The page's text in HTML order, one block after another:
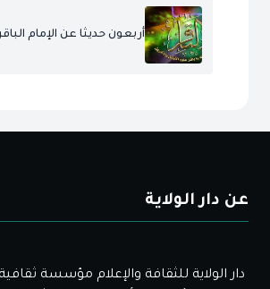
أربعون حديثا عن الإمام
عن دار الولاية
دار الولاية للثقافة والإعلام مؤسسة